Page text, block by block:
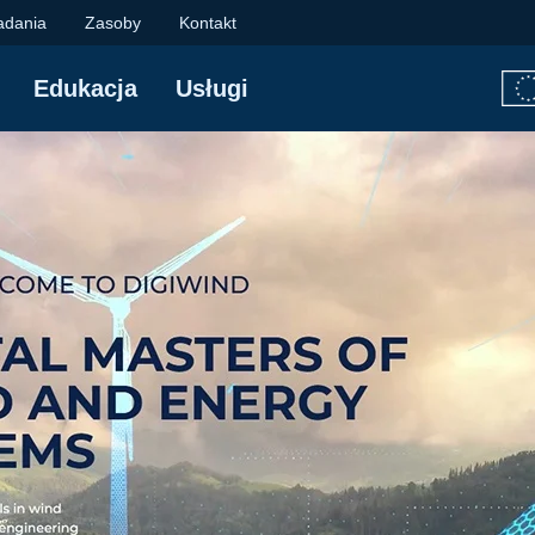
Wiatrowej |
Zasoby Kontakt
Edukacja Usługi